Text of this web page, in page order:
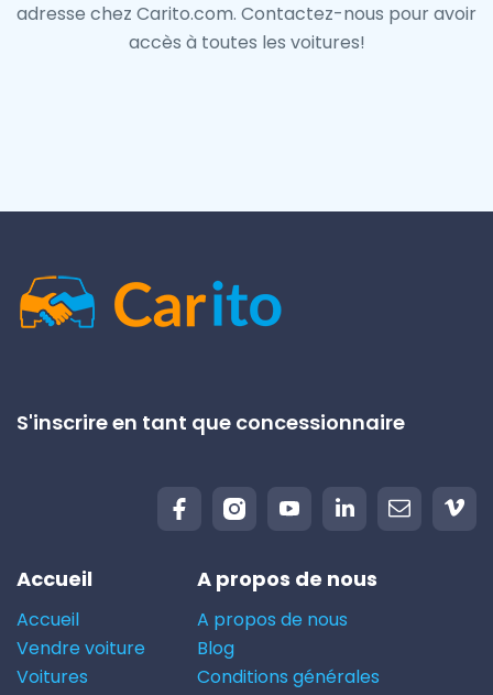
adresse chez Carito.com. Contactez-nous pour avoir
accès à toutes les voitures!
S'inscrire en tant que concessionnaire
Accueil
Accueil
Vendre voiture
Voitures
A propos de nous
A propos de nous
Blog
Conditions générales